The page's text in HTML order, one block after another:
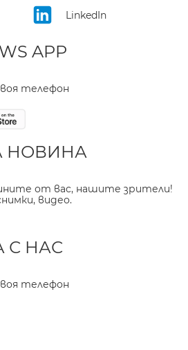
LinkedIn
APP
телефон
НОВИНА
от вас, нашите зрители!
видео.
С НАС
телефон